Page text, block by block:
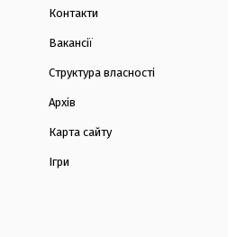
Контакти
Вакансії
Структура власності
Архів
Карта сайту
Ігри